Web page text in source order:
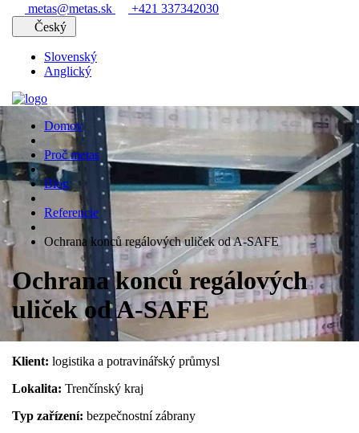
metas@metas.sk
+421 337342030
Český
Slovenský
Anglický
Domov
Proč metas
Blog
Referencie
Ochrana konců regálových uliček od A-SAFE
Ochrana konců regálových
uliček od A-SAFE
Klient: logistika a potravinářský průmysl
Lokalita: Trenčínský kraj
Typ zařízení: bezpečnostní zábrany